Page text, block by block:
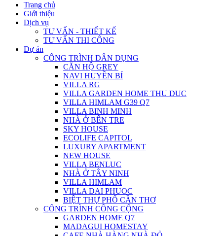
Trang chủ
Giới thiệu
Dịch vụ
TƯ VẤN - THIẾT KẾ
TƯ VẤN THI CÔNG
Dự án
CÔNG TRÌNH DÂN DỤNG
CĂN HỘ GREY
NAVI HUYỀN BÍ
VILLA RG
VILLA GARDEN HOME THU DUC
VILLA HIMLAM G39 Q7
VILLA BINH MINH
NHÀ Ở BẾN TRE
SKY HOUSE
ECOLIFE CAPITOL
LUXURY APARTMENT
NEW HOUSE
VILLA BENLUC
NHÀ Ở TÂY NINH
VILLA HIMLAM
VILLA DAI PHUOC
BIỆT THỰ PHỐ CẦN THƠ
CÔNG TRÌNH CÔNG CỘNG
GARDEN HOME Q7
MADAGUI HOMESTAY